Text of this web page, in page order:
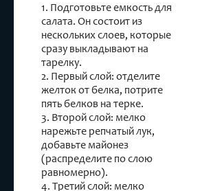
1. Подготовьте емкость для
салата. Он состоит из
нескольких слоев, которые
сразу выкладывают на
тарелку.
2. Первый слой: отделите
желток от белка, потрите
пять белков на терке.
3. Второй слой: мелко
нарежьте репчатый лук,
добавьте майонез
(распределите по слою
равномерно).
4. Третий слой: мелко